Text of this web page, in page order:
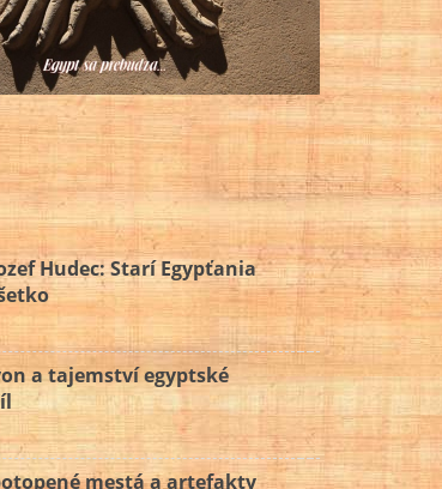
Hudec: Starí Egypťania
a tajemství egyptské
mestá a artefakty